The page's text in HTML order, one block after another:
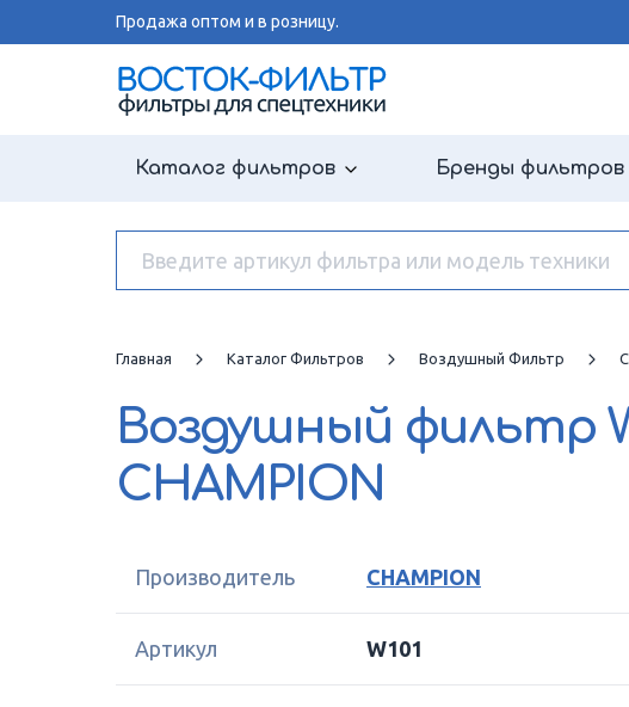
Продажа оптом и в розницу.
Каталог фильтров Бренды фильтров
Главная Каталог Фильтров Воздушный Фильтр
Воздушный фильтр
CHAMPION
Производитель CHAMPION
Артикул W101